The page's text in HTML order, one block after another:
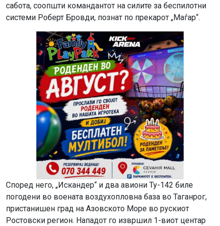
сабота, соопшти командантот на силите за беспилотни
системи Роберт Бровди, познат по прекарот „Маѓар“.
Според него, „Искандер“ и два авиони Ту-142 биле
погодени во воената воздухопловна база во Таганрог,
пристанишен град на Азовското Море во рускиот
Ростовски регион. Нападот го извршил 1-виот центар